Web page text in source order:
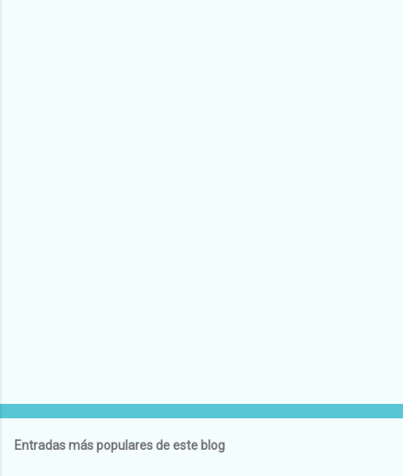
Entradas más populares de este blog